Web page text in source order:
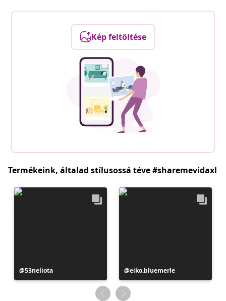
Kép feltöltése
Termékeink, általad stílusossá téve #sharemevidaxl
Bejegyzés
közzétevője
53neliota
Bejegyzés
közzétevője
eiko.bluemerle